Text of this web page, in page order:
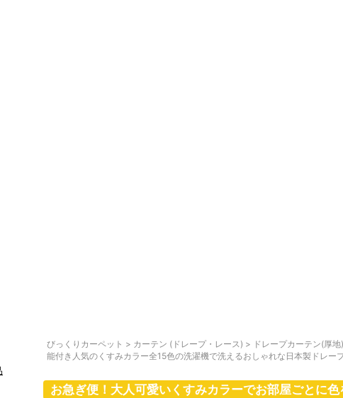
びっくりカーペット > カーテン (ドレープ・レース) > ドレープカーテン(厚地)
能付き人気のくすみカラー全15色の洗濯機で洗えるおしゃれな日本製ドレー
お急ぎ便！大人可愛いくすみカラーでお部屋ごとに